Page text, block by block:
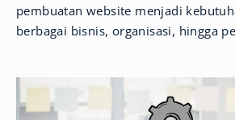
pembuatan website menjadi
berbagai bisnis, organisasi, hingga